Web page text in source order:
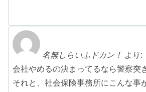
名無しらいふドカン！ より:
会社やめるの決まってるなら警察突
それと、社会保険事務所にこんな事